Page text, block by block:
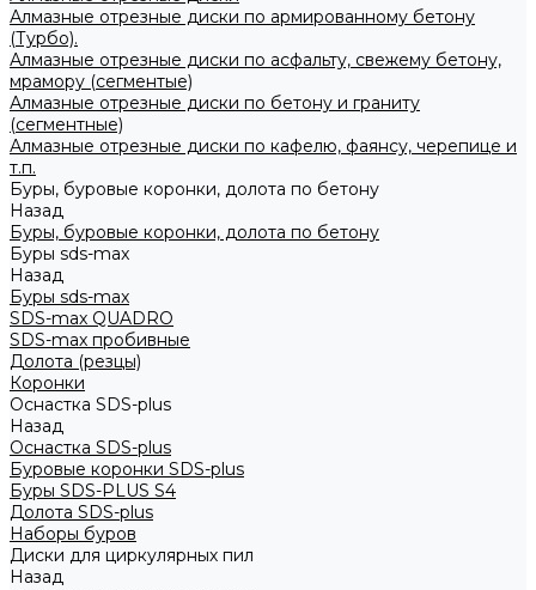
Алмазные отрезные диски по армированному бетону
(Турбо).
Алмазные отрезные диски по асфальту, свежему бетону,
мрамору (сегментые)
Алмазные отрезные диски по бетону и граниту
(сегментные)
Алмазные отрезные диски по кафелю, фаянсу, черепице и
т.п.
Буры, буровые коронки, долота по бетону
Назад
Буры, буровые коронки, долота по бетону
Буры sds-max
Назад
Буры sds-max
SDS-max QUADRO
SDS-max пробивные
Долота (резцы)
Коронки
Оснастка SDS-plus
Назад
Оснастка SDS-plus
Буровые коронки SDS-plus
Буры SDS-PLUS S4
Долота SDS-plus
Наборы буров
Диски для циркулярных пил
Назад